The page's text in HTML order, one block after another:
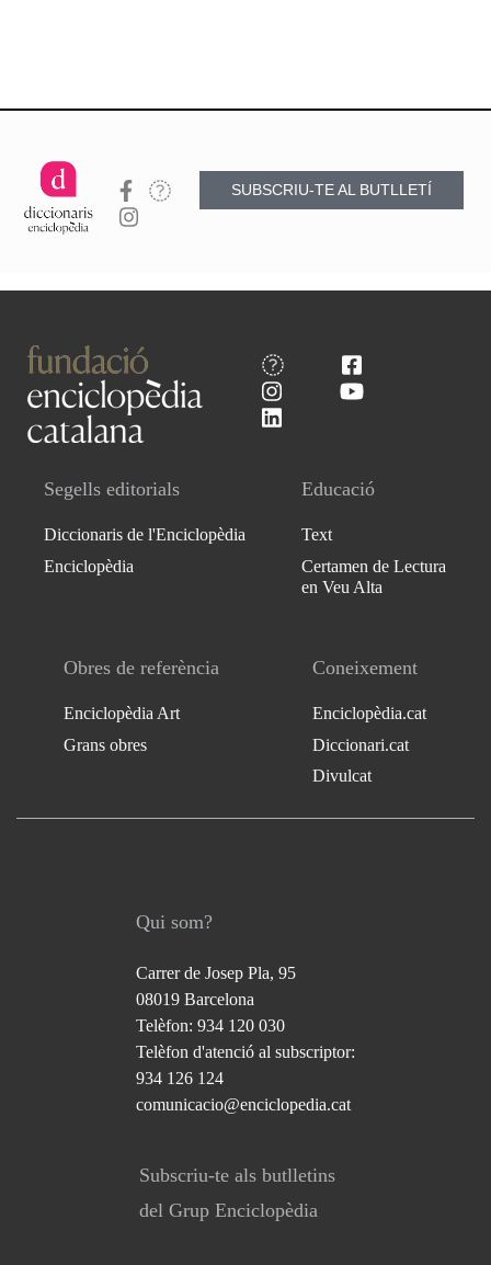
SUBSCRIU-TE AL BUTLLETÍ
Segells editorials
Diccionaris de l'Enciclopèdia
Enciclopèdia
Educació
Text
Certamen de Lectura
en Veu Alta
Obres de referència
Enciclopèdia Art
Grans obres
Coneixement
Enciclopèdia.cat
Diccionari.cat
Divulcat
Qui som?
Carrer de Josep Pla, 95
08019 Barcelona
Telèfon: 934 120 030
Telèfon d'atenció al subscriptor:
934 126 124
comunicacio@enciclopedia.cat
Subscriu-te als butlletins
del Grup Enciclopèdia